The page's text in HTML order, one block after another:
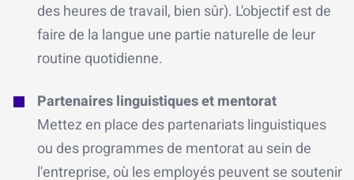
des heures de travail, bien sûr). L'objectif est de
faire de la langue une partie naturelle de leur
routine quotidienne.
Partenaires linguistiques et mentorat
Mettez en place des partenariats linguistiques
ou des programmes de mentorat au sein de
l'entreprise, où les employés peuvent se soutenir